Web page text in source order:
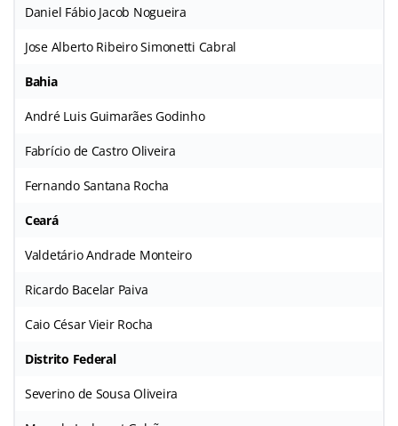
Daniel Fábio Jacob Nogueira
Jose Alberto Ribeiro Simonetti Cabral
Bahia
André Luis Guimarães Godinho
Fabrício de Castro Oliveira
Fernando Santana Rocha
Ceará
Valdetário Andrade Monteiro
Ricardo Bacelar Paiva
Caio César Vieir Rocha
Distrito Federal
Severino de Sousa Oliveira